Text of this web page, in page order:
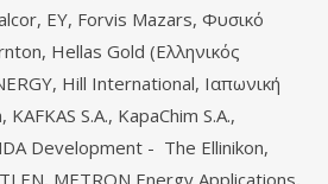
EY, Forvis Mazars, Φυσικό
Hellas Gold (Ελληνικός
Hill International, Ιαπωνική
S.A., KapaChim S.A.,
Development - The Ellinikon,
METRON Energy Applications,